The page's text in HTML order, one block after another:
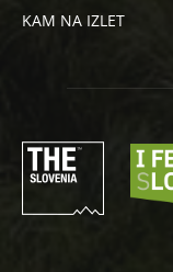
KAM NA IZLET